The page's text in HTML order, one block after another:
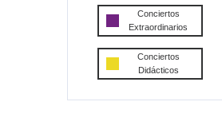
Conciertos
Extraordinarios
Conciertos
Didácticos